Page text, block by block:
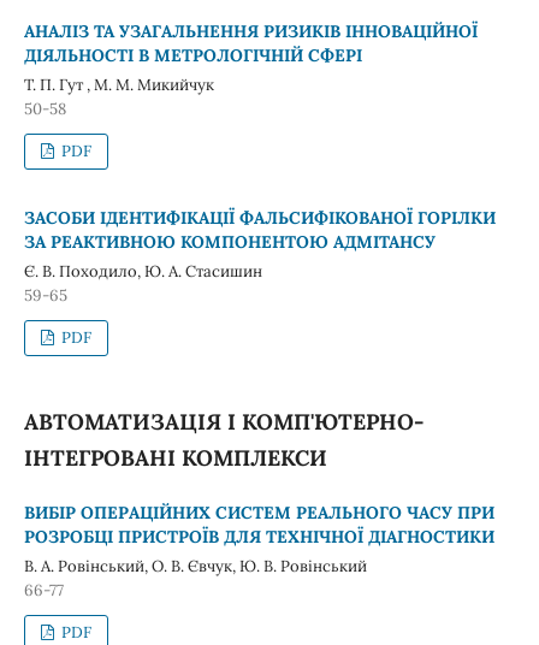
АНАЛІЗ ТА УЗАГАЛЬНЕННЯ РИЗИКІВ ІННОВАЦІЙНОЇ
ДІЯЛЬНОСТІ В МЕТРОЛОГІЧНІЙ СФЕРІ
Т. П. Гут , М. М. Микийчук
50-58
PDF
ЗАСОБИ ІДЕНТИФІКАЦІЇ ФАЛЬСИФІКОВАНОЇ ГОРІЛКИ
ЗА РЕАКТИВНОЮ КОМПОНЕНТОЮ АДМІТАНСУ
Є. В. Походило, Ю. А. Стасишин
59-65
PDF
АВТОМАТИЗАЦІЯ І КОМП'ЮТЕРНО-
ІНТЕГРОВАНІ КОМПЛЕКСИ
ВИБІР ОПЕРАЦІЙНИХ СИСТЕМ РЕАЛЬНОГО ЧАСУ ПРИ
РОЗРОБЦІ ПРИСТРОЇВ ДЛЯ ТЕХНІЧНОЇ ДІАГНОСТИКИ
В. А. Ровінський, О. В. Євчук, Ю. В. Ровінський
66-77
PDF